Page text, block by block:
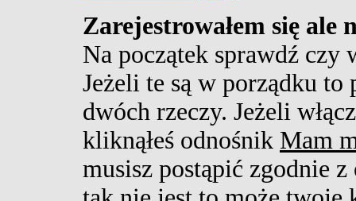
Zarejestrowałem się ale
Na początek sprawdź czy
Jeżeli te są w porządku to
dwóch rzeczy. Jeżeli
kliknąłeś odnośnik Mam
musisz postąpić zgodnie